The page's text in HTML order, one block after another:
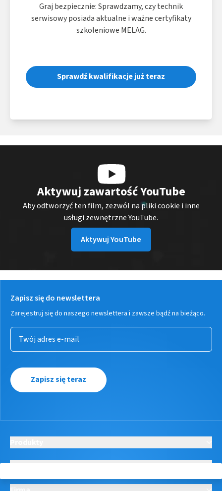
Graj bezpiecznie: Sprawdzamy, czy technik
serwisowy posiada aktualne i ważne certyfikaty
szkoleniowe MELAG.
Sprawdź kwalifikacje już teraz
Aktywuj zawartość YouTube
Aby odtworzyć ten film, zezwól na pliki cookie i inne
usługi zewnętrzne YouTube.
Aktywuj YouTube
Zapisz się do newslettera
Zarejestruj się do naszego newslettera i zawsze bądź na bieżąco.
Zapisz się teraz